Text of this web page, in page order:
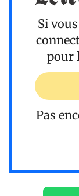
Si
pour
Pas